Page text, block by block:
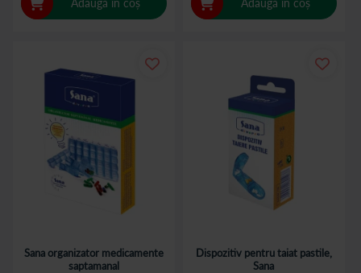
Adaugă în coș
Adaugă în coș
Sana organizator medicamente
saptamanal
Dispozitiv pentru taiat pastile,
Sana